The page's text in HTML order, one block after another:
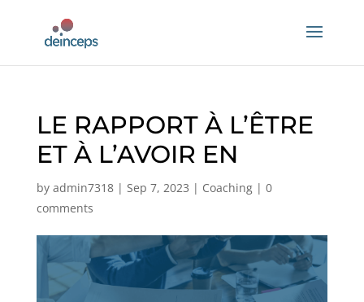
LE RAPPORT À L’ÊTRE
ET À L’AVOIR EN
by admin7318| Sep 7, 2023 | Coaching| 0
comments